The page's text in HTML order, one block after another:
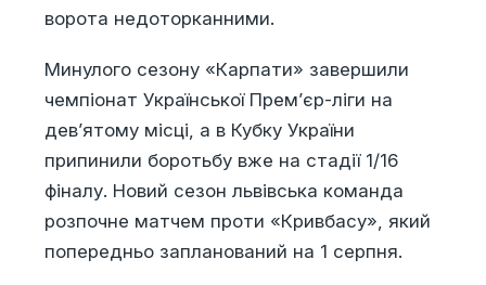
ворота недоторканними.
Минулого сезону «Карпати» завершили
чемпіонат Української Прем’єр-ліги на
дев’ятому місці, а в Кубку України
припинили боротьбу вже на стадії 1/16
фіналу. Новий сезон львівська команда
розпочне матчем проти «Кривбасу», який
попередньо запланований на 1 серпня.